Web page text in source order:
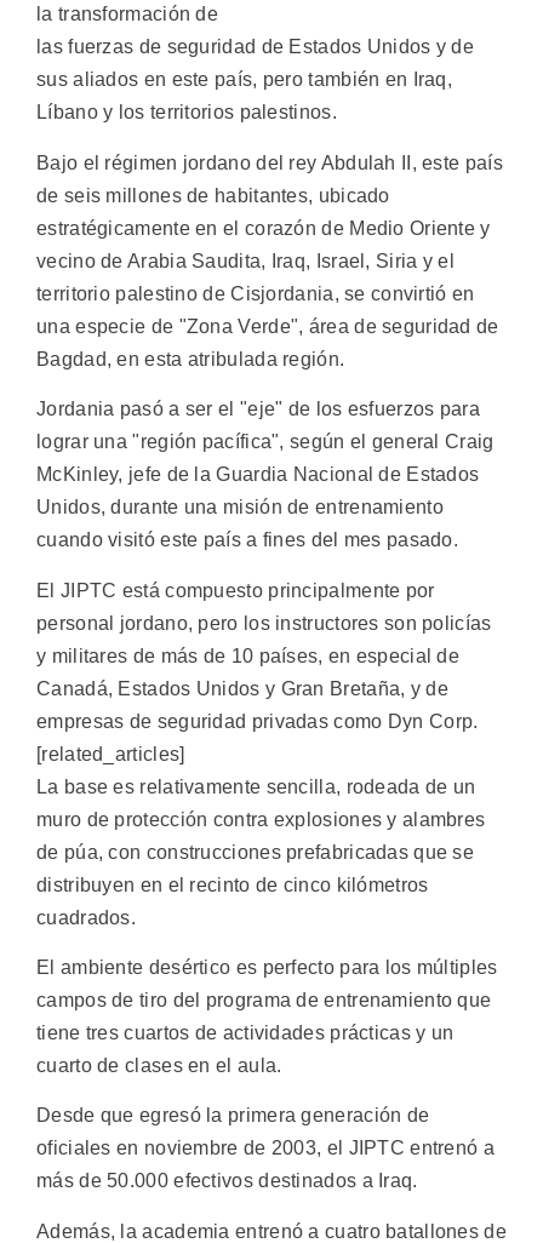
la transformación de
las fuerzas de seguridad de Estados Unidos y de
sus aliados en este país, pero también en Iraq,
Líbano y los territorios palestinos.
Bajo el régimen jordano del rey Abdulah II, este país
de seis millones de habitantes, ubicado
estratégicamente en el corazón de Medio Oriente y
vecino de Arabia Saudita, Iraq, Israel, Siria y el
territorio palestino de Cisjordania, se convirtió en
una especie de "Zona Verde", área de seguridad de
Bagdad, en esta atribulada región.
Jordania pasó a ser el "eje" de los esfuerzos para
lograr una "región pacífica", según el general Craig
McKinley, jefe de la Guardia Nacional de Estados
Unidos, durante una misión de entrenamiento
cuando visitó este país a fines del mes pasado.
El JIPTC está compuesto principalmente por
personal jordano, pero los instructores son policías
y militares de más de 10 países, en especial de
Canadá, Estados Unidos y Gran Bretaña, y de
empresas de seguridad privadas como Dyn Corp.
[related_articles]
La base es relativamente sencilla, rodeada de un
muro de protección contra explosiones y alambres
de púa, con construcciones prefabricadas que se
distribuyen en el recinto de cinco kilómetros
cuadrados.
El ambiente desértico es perfecto para los múltiples
campos de tiro del programa de entrenamiento que
tiene tres cuartos de actividades prácticas y un
cuarto de clases en el aula.
Desde que egresó la primera generación de
oficiales en noviembre de 2003, el JIPTC entrenó a
más de 50.000 efectivos destinados a Iraq.
Además, la academia entrenó a cuatro batallones de